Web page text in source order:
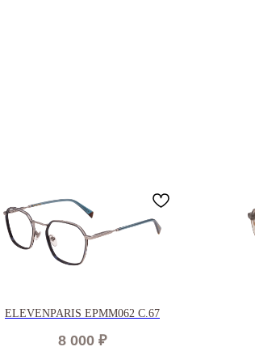
ELEVENPARIS EPMM062 C.67
8 000 ₽